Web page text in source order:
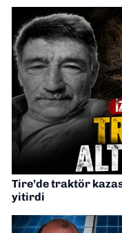
Tire’de traktör
yitirdi